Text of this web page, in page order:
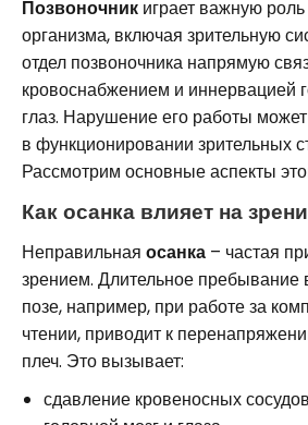
Позвоночник играет важную
организма, включая зрительную
отдел позвоночника напрямую
кровоснабжением и иннервацией
глаз. Нарушение его работы
в функционировании зрительных
Рассмотрим основные аспекты
Как осанка влияет на
Неправильная осанка – частая
зрением. Длительное пребывание
позе, например, при работе за
чтении, приводит к
плеч. Это вызывает:
сдавление кровеносных